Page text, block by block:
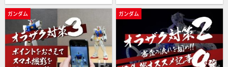
「背景紙」を使った写真でオ
ラザク選手権に滑り込め!!
ンペ!!」 結果発表！ 大河原邦
男氏、ときた洸一氏ら審査員
コメントも掲載
ガンダム ガンダム